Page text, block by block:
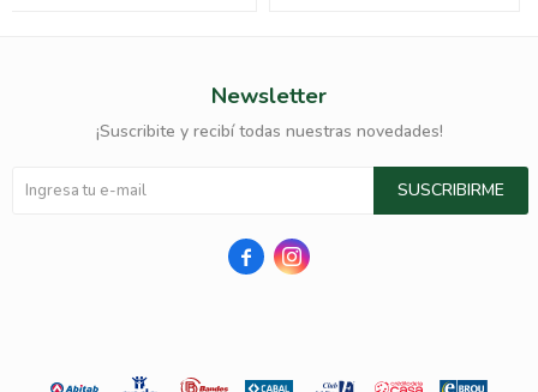
Newsletter
¡Suscribite y recibí todas nuestras novedades!
SUSCRIBIRME
 